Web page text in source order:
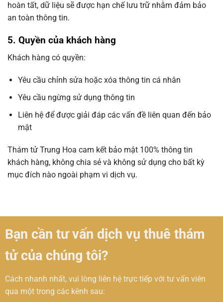
hoàn tất, dữ liệu sẽ được hạn chế lưu trữ nhằm đảm bảo
an toàn thông tin.
5. Quyền của khách hàng
Khách hàng có quyền:
Yêu cầu chỉnh sửa hoặc xóa thông tin cá nhân
Yêu cầu ngừng sử dụng thông tin
Liên hệ để được giải đáp các vấn đề liên quan đến bảo
mật
Thám tử Trung Hoa cam kết bảo mật 100% thông tin
khách hàng, không chia sẻ và không sử dụng cho bất kỳ
mục đích nào ngoài phạm vi dịch vụ.
Bạn cần tư vấn dịch vụ thuê thám
tử của chúng tôi?
Cách nhanh nhất, vui lòng liên hệ trực tiếp với tư vấn viên
qua một trong các kênh sau: